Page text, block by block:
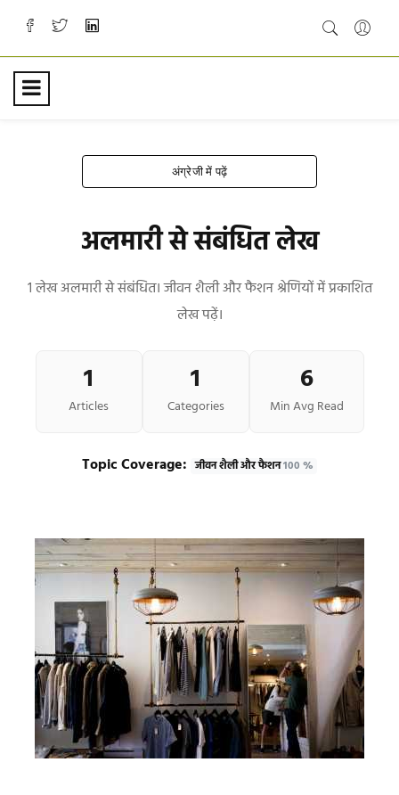
अंग्रेजी में पढ़ें
अलमारी से संबंधित लेख
1 लेख अलमारी से संबंधित। जीवन शैली और फैशन श्रेणियों में प्रकाशित
लेख पढ़ें।
1
Articles
1
Categories
6
Min Avg Read
Topic Coverage: जीवन शैली और फैशन100 %